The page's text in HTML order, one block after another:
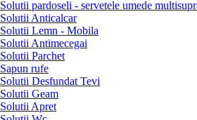
Solutii pardoseli - servetele umede
Solutii Anticalcar
Solutii Lemn - Mobila
Solutii Antimecegai
Solutii Parchet
Sapun rufe
Solutii Desfundat Tevi
Solutii Geam
Solutii Apret